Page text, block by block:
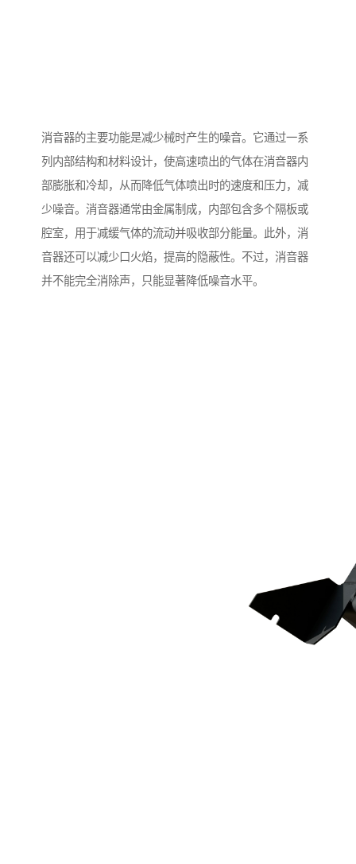
消音器的主要功能是减少械时产生的噪音。它通过一系
列内部结构和材料设计，使高速喷出的气体在消音器内
部膨胀和冷却，从而降低气体喷出时的速度和压力，减
少噪音。消音器通常由金属制成，内部包含多个隔板或
腔室，用于减缓气体的流动并吸收部分能量。此外，消
音器还可以减少口火焰，提高的隐蔽性。不过，消音器
并不能完全消除声，只能显著降低噪音水平。